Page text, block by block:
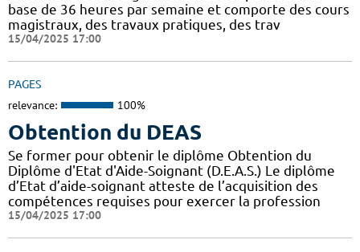
base de 36 heures par semaine et comporte des cours
magistraux, des travaux pratiques, des trav
15/04/2025 17:00
PAGES
relevance: 100%
Obtention du DEAS
Se former pour obtenir le diplôme Obtention du
Diplôme d'Etat d'Aide-Soignant (D.E.A.S.) Le diplôme
d’Etat d’aide-soignant atteste de l’acquisition des
compétences requises pour exercer la profession
15/04/2025 17:00